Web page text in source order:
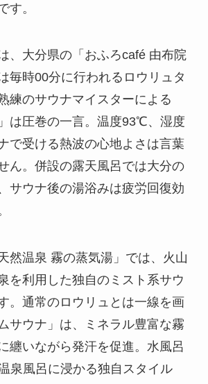
す。
、大分県の「おふろcafé 由布院
毎時00分に行われるロウリュタ
練のサウナマイスターによる
は圧巻の一言。温度93℃、湿度
で受ける熱波の心地よさは言葉
ん。併設の露天風呂では大分の
サウナ後の湯浴みは疲労回復効
然温泉 霧の蒸気湯」では、火山
を利用した独自のミスト系サウ
。通常のロウリュとは一線を画
サウナ」は、ミネラル豊富な霧
纏いながら発汗を促進。水風呂
泉風呂に浸かる独自スタイル